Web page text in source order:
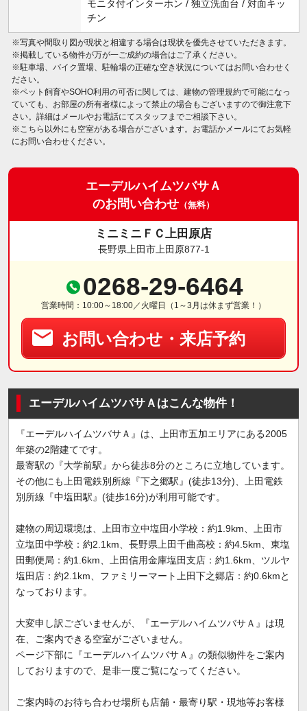
モニタ付インターホン / 独立洗面台 / 対面キッ
チン
※写真や間取り図が現状と相違する場合は現状を優先させていただきます。
※掲載している物件が万が一ご成約の場合はご了承ください。
※駐車場、バイク置場、駐輪場の正確な空き状況についてはお問い合わせく
ださい。
※ペット飼育やSOHO利用の可否に関しては、建物の管理規約で可能になっ
ていても、お部屋の所有者様によって禁止の場合もございますので御注意下
さい。詳細はメールやお電話にてスタッフまでご相談下さい。
※こちら以外にも空室がある場合がございます。お電話かメールにてお気軽
にお問い合わせください。
エーデルハイムツバサＡ
のお問い合わせ （無料）
ミニミニＦＣ上田原店
長野県上田市上田原877-1
0268-29-6464
営業時間：10:00～18:00／火曜日（1～3月は休まず営業！）
お問い合わせ・来店予約
エーデルハイムツバサＡはこんな物件！
『エーデルハイムツバサＡ』は、上田市五加エリアにある2005
年築の2階建てです。
最寄駅の『大学前駅』から徒歩8分のところに立地しています。
その他にも上田電鉄別所線『下之郷駅』(徒歩13分)、上田電鉄
別所線『中塩田駅』(徒歩16分)が利用可能です。
建物の周辺環境は、上田市立中塩田小学校：約1.9km、上田市
立塩田中学校：約2.1km、長野県上田千曲高校：約4.5km、東塩
田郵便局：約1.6km、上田信用金庫塩田支店：約1.6km、ツルヤ
塩田店：約2.1km、ファミリーマート上田下之郷店：約0.6kmと
なっております。
大変申し訳ございませんが、『エーデルハイムツバサＡ』は現
在、ご案内できる空室がございません。
ページ下部に『エーデルハイムツバサＡ』の類似物件をご案内
しておりますので、是非一度ご覧になってください。
ご案内時のお待ち合わせ場所も店舗・最寄り駅・現地等お客様